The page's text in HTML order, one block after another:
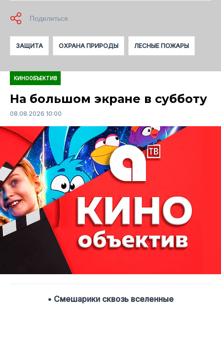
ЗАЩИТА ОХРАНА ПРИРОДЫ ЛЕСНЫЕ ПОЖАРЫ
КИНООБЪЕКТИВ
На большом экране в субботу
08.08.2026 10:00
• Смешарики сквозь вселенные